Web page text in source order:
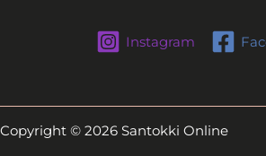
Instagram
Copyright © 2026 Santokki Online